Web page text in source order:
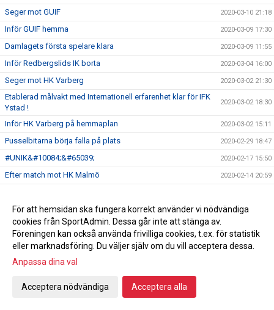
Seger mot GUIF 2020-03-10 21:18
Inför GUIF hemma 2020-03-09 17:30
Damlagets första spelare klara 2020-03-09 11:55
Inför Redbergslids IK borta 2020-03-04 16:00
Seger mot HK Varberg 2020-03-02 21:30
Etablerad målvakt med Internationell erfarenhet klar för IFK
Ystad !
2020-03-02 18:30
Inför HK Varberg på hemmaplan 2020-03-02 15:11
Pusselbitarna börja falla på plats 2020-02-29 18:47
#UNIK&#10084;&#65039; 2020-02-17 15:50
Efter match mot HK Malmö 2020-02-14 20:59
Inför hemmamatch mot HK Malmö 2020-02-13 20:10
För er som beställt Derby biljetter 2020-02-11 17:40
Köp biljett redan nu till Derbyt 2020-02-04 13:39
Tack Sparbanken Skåne
Stort tack och varmt välkommen!
För att hemsidan ska fungera korrekt använder vi nödvändiga
cookies från SportAdmin. Dessa går inte att stänga av.
Föreningen kan också använda frivilliga cookies, t.ex. för statistik
eller marknadsföring. Du väljer själv om du vill acceptera dessa.
Anpassa dina val
Acceptera nödvändiga Acceptera alla